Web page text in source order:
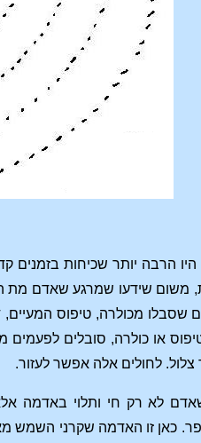
הרבה יותר שכיחות בזמנים
משום שידעו שמרגע שאדם מת
שסבלו מכולרה, טיפוס המעיים,
או כולרה, סובלים לפעמים
לחולים אלה אפשר לעזור.
לא רק חי ותלוי באדמה
כאן זו האדמה שקרני השמש